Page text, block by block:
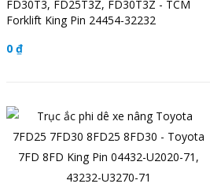
FD30T3, FD25T3Z, FD30T3Z - TCM
Forklift King Pin 24454-32232
0 ₫